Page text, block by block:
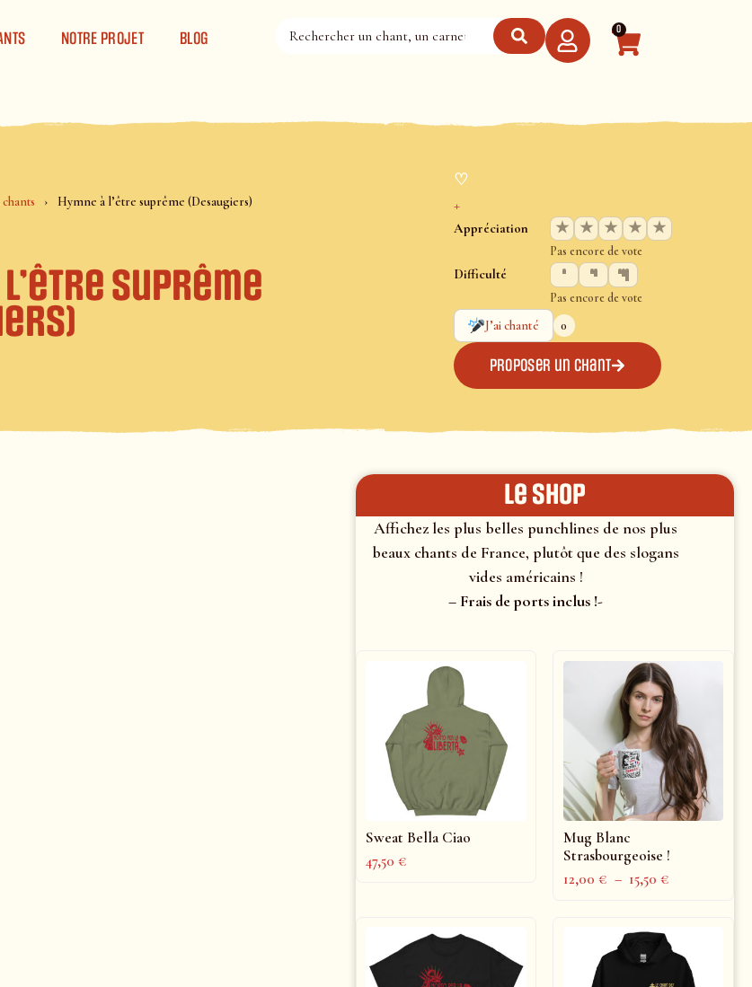
NOTRE PROJET BLOG 0
Hymne à l’être suprême (Desaugiers)
l’être suprême
♡
+
Appréciation ★ ★ ★ ★ ★
Pas encore de vote
Difficulté
Pas encore de vote
J’ai chanté
0
Proposer un chant
le shop
Affichez les plus belles punchlines de nos plus
beaux chants de France, plutôt que des slogans
vides américains !
– Frais de ports inclus !-
Sweat Bella Ciao
47,50€
Mug Blanc
Strasbourgeoise !
12,00€ – 15,50€